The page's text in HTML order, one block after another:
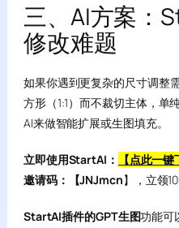
三、AI方案：
修改难题
如果你遇到更复杂的尺寸调整
方形（1:1）而不裁切主体，单
AI来做智能扩展或生图填充。
立即使用StartAI： 【点此一
邀请码：【JNJmcn】，立领
StartAI插件的GPT生图功能可